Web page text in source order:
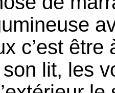
c’est être
lit, les